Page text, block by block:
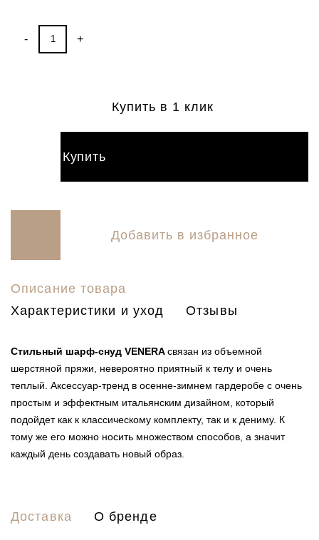
- +
Купить в 1 клик
Купить
Добавить в избранное
Описание товара
Характеристики и уход
Отзывы
Стильный шарф-снуд VENERAсвязан из объемной
шерстяной пряжи, невероятно приятный к телу и очень
теплый. Аксессуар-тренд в осенне-зимнем гардеробе с очень
простым и эффектным итальянским дизайном, который
подойдет как к классическому комплекту, так и к дениму. К
тому же его можно носить множеством способов, а значит
каждый день создавать новый образ.
Доставка О бренде